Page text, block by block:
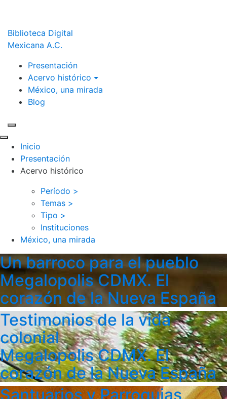
Biblioteca Digital
Mexicana A.C.
Presentación
Acervo histórico
México, una mirada
Blog
Inicio
Presentación
Acervo histórico
Período >
Temas >
Tipo >
Instituciones
México, una mirada
Un barroco para el pueblo
Megalopolis CDMX. El
corazón de la Nueva España
Testimonios de la vida
colonial
Megalopolis CDMX. El
corazón de la Nueva España
Santuarios y Parroquias